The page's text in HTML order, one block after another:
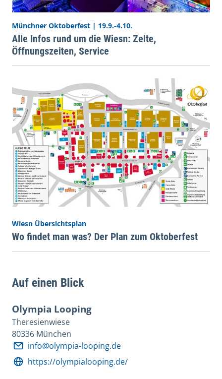
Münchner Oktoberfest | 19.9.-4.10.
Alle Infos rund um die Wiesn: Zelte,
Öffnungszeiten, Service
Wiesn Übersichtsplan
Wo findet man was? Der Plan zum Oktoberfest
Auf einen Blick
Olympia Looping
Theresienwiese
80336 München
info@olympia-looping.de
https://olympialooping.de/